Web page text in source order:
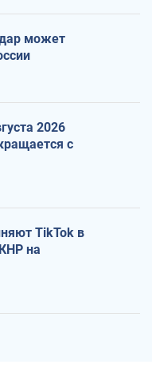
может
2026
с
TikTok в
на